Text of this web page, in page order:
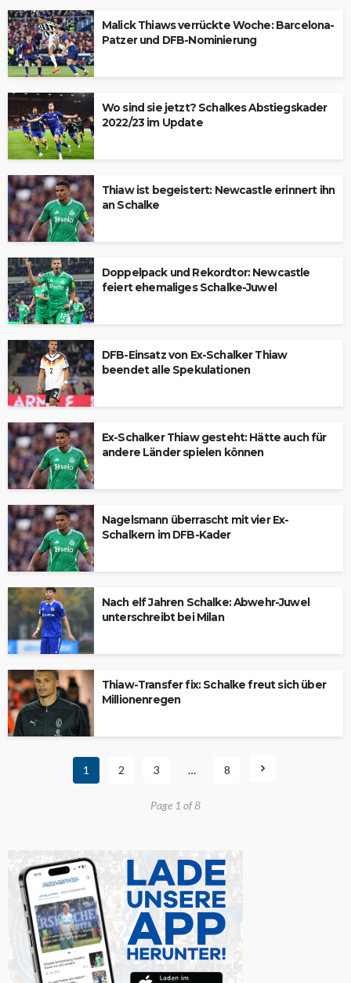
Malick Thiaws verrückte Woche: Barcelona-
Patzer und DFB-Nominierung
Wo sind sie jetzt? Schalkes Abstiegskader
2022/23 im Update
Thiaw ist begeistert: Newcastle erinnert ihn
an Schalke
Doppelpack und Rekordtor: Newcastle
feiert ehemaliges Schalke-Juwel
DFB-Einsatz von Ex-Schalker Thiaw
beendet alle Spekulationen
Ex-Schalker Thiaw gesteht: Hätte auch für
andere Länder spielen können
Nagelsmann überrascht mit vier Ex-
Schalkern im DFB-Kader
Nach elf Jahren Schalke: Abwehr-Juwel
unterschreibt bei Milan
Thiaw-Transfer fix: Schalke freut sich über
Millionenregen
1 2 3 … 8
Page 1 of 8